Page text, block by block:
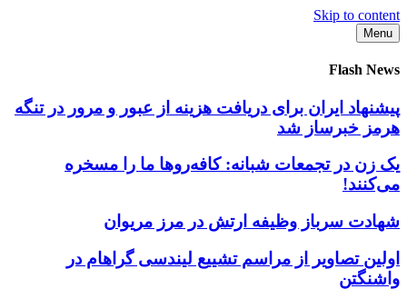
Skip to content
Menu
Flash News
پیشنهاد ایران برای دریافت هزینه از عبور و مرور در تنگه
هرمز خبرساز شد
یک زن در تجمعات شبانه: کافه‌روها ما را مسخره
می‌کنند!
شهادت سرباز وظیفه ارتش در مرز مریوان
اولین تصاویر از مراسم تشییع لیندسی گراهام در
واشنگتن